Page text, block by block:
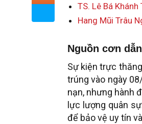
TS. Lê Bá
Hang Mũi Trâu
Nguồn cơn
Sự kiện trực
trúng vào ngày
nạn, nhưng hành
lực lượng quân
để bảo vệ uy tín